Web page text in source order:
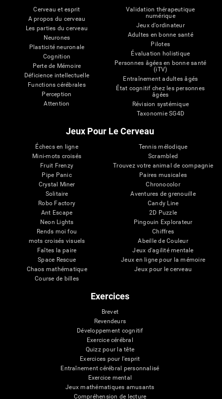
Cerveau et esprit
A propos du cerveau
Les parties du cerveau
Neurones
Plasticité neuronale
Cognition
Perte de Mémoire
Déficience intellectuelle
Functions cérébrales
Perception
Attention
Validation thérapeutique
numérique
Jeux d'ordinateur
Adultes en bonne santé
Pilotes
Évaluation holistique
Personnes âgées en bonne santé
(iTV)
Entraînement adultes âgés
État cognitif chez les personnes
âgées
Révision systémique
Taxonomie SG4D
Jeux Pour Le Cerveau
Échecs en ligne
Mini-mots croisés
Fruit Frenzy
Pipe Panic
Crystal Miner
Solitaire
Robo Factory
Ant Escape
Neon Lights
Rends moi fou
mots croisés visuels
Faîtes la paire
Space Rescue
Chaos mathématique
Course de billes
Tennis mélodique
Scrambled
Trouvez votre animal de compagnie
Paires musicales
Chronocolor
Aventures de grenouille
Candy Line
2D Puzzle
Pingouin Explorateur
Chiffres
Abeille de Couleur
Jeux d'agilité mentale
Jeux en ligne pour la mémoire
Jeux pour le cerveau
Exercices
Brevet
Revendeurs
Développement cognitif
Exercice cérébral
Quizz pour la tête
Exercices pour l'esprit
Entraînement cérébral personnalisé
Exercice mental
Jeux mathématiques amusants
Compréhension de lecture